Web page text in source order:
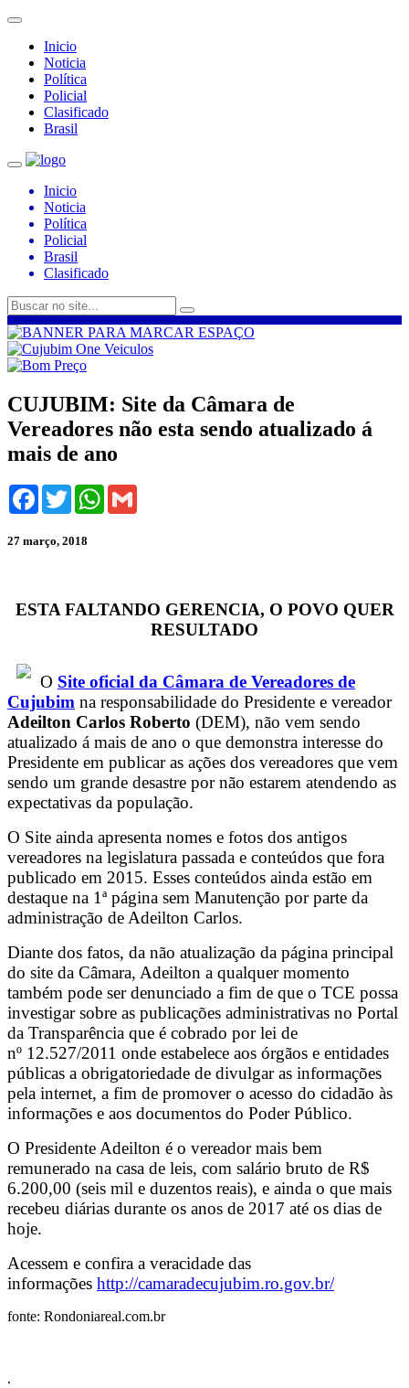
Inicio
Noticia
Política
Policial
Clasificado
Brasil
Inicio
Noticia
Política
Policial
Brasil
Clasificado
CUJUBIM: Site da Câmara de
Vereadores não esta sendo atualizado á
mais de ano
Facebook
TwitterWhatsApp
27 março, 2018
ESTA FALTANDO GERENCIA, O POVO QUER
RESULTADO
O Site oficial da Câmara de Vereadores de
Cujubim na responsabilidade do Presidente e vereador
Adeilton Carlos Roberto (DEM), não vem sendo
atualizado á mais de ano o que demonstra interesse do
Presidente em publicar as ações dos vereadores que vem
sendo um grande desastre por não estarem atendendo as
expectativas da população.
O Site ainda apresenta nomes e fotos dos antigos
vereadores na legislatura passada e conteúdos que fora
publicado em 2015. Esses conteúdos ainda estão em
destaque na 1ª página sem Manutenção por parte da
administração de Adeilton Carlos.
Diante dos fatos, da não atualização da página principal
do site da Câmara, Adeilton a qualquer momento
também pode ser denunciado a fim de que o TCE possa
investigar sobre as publicações administrativas no Portal
da Transparência que é cobrado por lei de
nº 12.527/2011 onde estabelece aos órgãos e entidades
públicas a obrigatoriedade de divulgar as informações
pela internet, a fim de promover o acesso do cidadão às
informações e aos documentos do Poder Público.
O Presidente Adeilton é o vereador mais bem
remunerado na casa de leis, com salário bruto de R$
6.200,00 (seis mil e duzentos reais), e ainda o que mais
recebeu diárias durante os anos de 2017 até os dias de
hoje.
Acessem e confira a veracidade das
informações http://camaradecujubim.ro.gov.br/
fonte: Rondoniareal.com.br
.